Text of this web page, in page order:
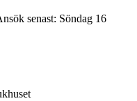
senast: Söndag 16